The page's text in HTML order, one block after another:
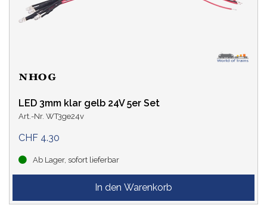
LED 3mm klar gelb 24V 5er Set
Art.-Nr. WT3ge24v
CHF 4.30
Ab Lager, sofort lieferbar